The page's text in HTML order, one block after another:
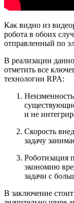
Как видно из
робота в обоих
отправленный по
В реализации
отметить все
технологии RPA:
и не
Скорость
задачу
Роботизация
экономию
задачи с
В заключение